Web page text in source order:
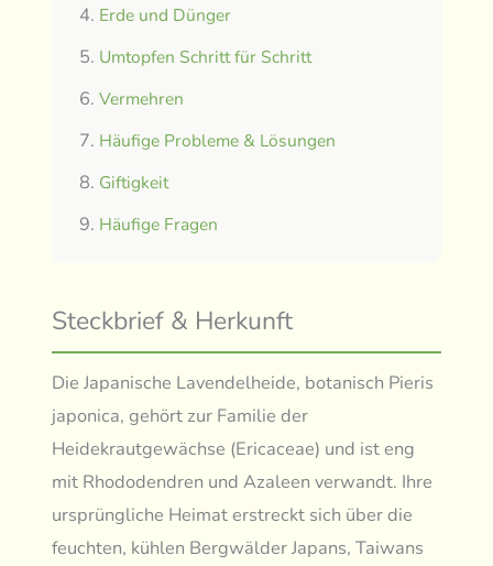
Erde und Dünger
Umtopfen Schritt für Schritt
Vermehren
Häufige Probleme & Lösungen
Giftigkeit
Häufige Fragen
Steckbrief & Herkunft
Die Japanische Lavendelheide, botanisch Pieris
japonica, gehört zur Familie der
Heidekrautgewächse (Ericaceae) und ist eng
mit Rhododendren und Azaleen verwandt. Ihre
ursprüngliche Heimat erstreckt sich über die
feuchten, kühlen Bergwälder Japans, Taiwans